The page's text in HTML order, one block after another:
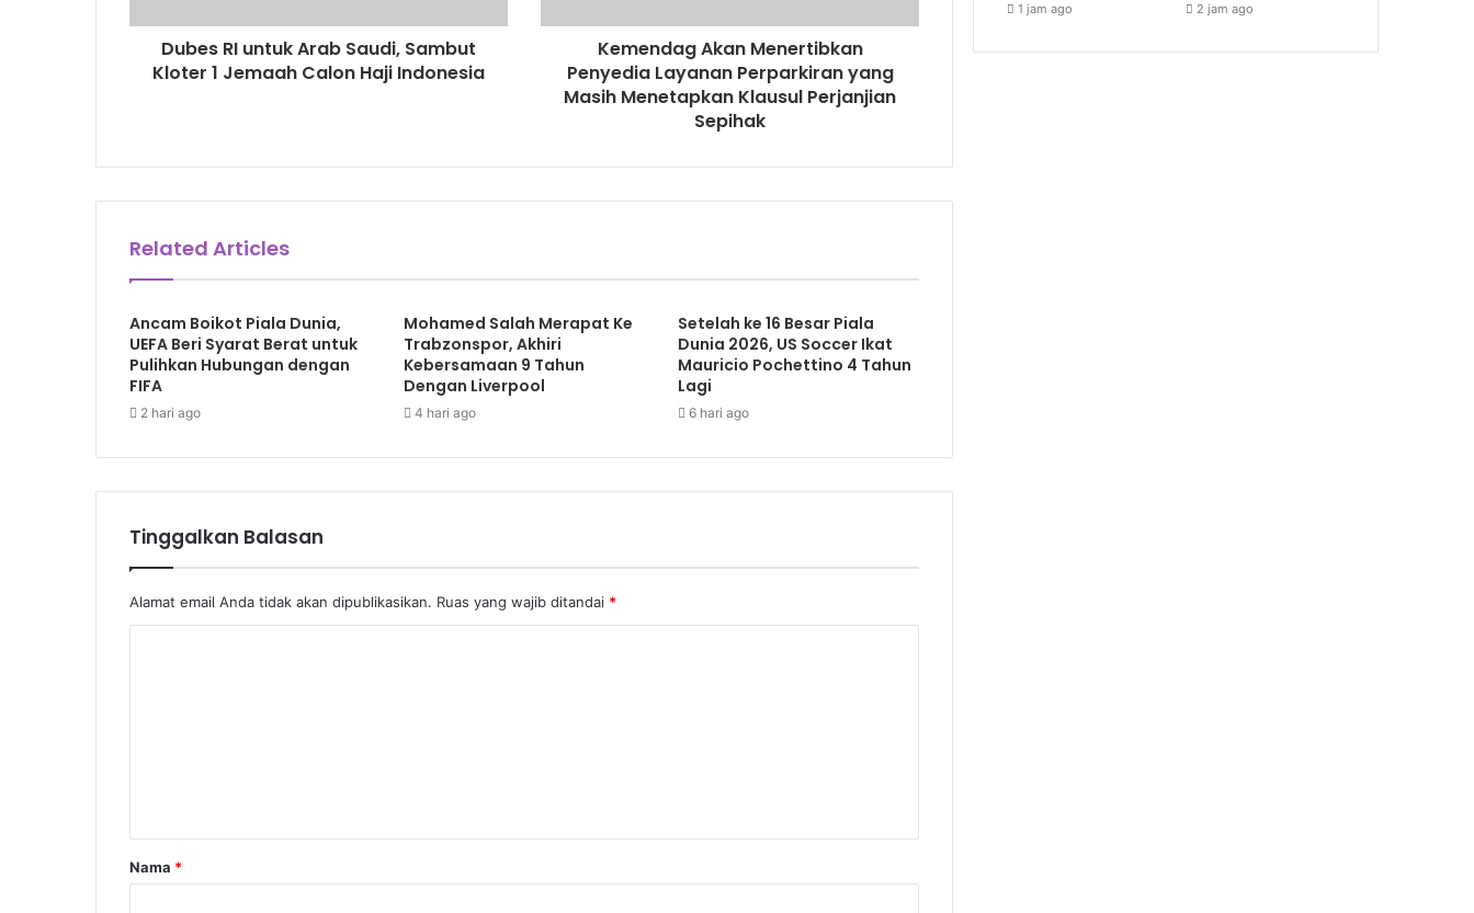
Dubes RI untuk Arab Saudi, Sambut
Kloter 1 Jemaah Calon Haji Indonesia
Kemendag Akan Menertibkan
Penyedia Layanan Perparkiran yang
Masih Menetapkan Klausul Perjanjian
Sepihak
Related Articles
Ancam Boikot Piala Dunia,
UEFA Beri Syarat Berat untuk
Pulihkan Hubungan dengan
FIFA
2 hari ago
Mohamed Salah Merapat Ke
Trabzonspor, Akhiri
Kebersamaan 9 Tahun
Dengan Liverpool
4 hari ago
Setelah ke 16 Besar Piala
Dunia 2026, US Soccer Ikat
Mauricio Pochettino 4 Tahun
Lagi
6 hari ago
Tinggalkan Balasan
Alamat email Anda tidak akan dipublikasikan. Ruas yang wajib ditandai *
Nama *
1 jam ago 2 jam ago